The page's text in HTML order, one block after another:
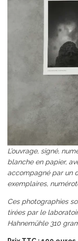
L’ouvrage, signé,
blanche en papier,
accompagné par un
exemplaires,
Ces photographies
tirées par le
Hahnemühle 310